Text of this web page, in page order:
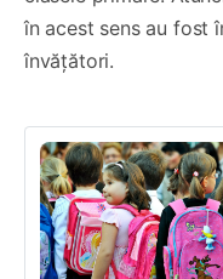
în acest sens au fost
învățători.